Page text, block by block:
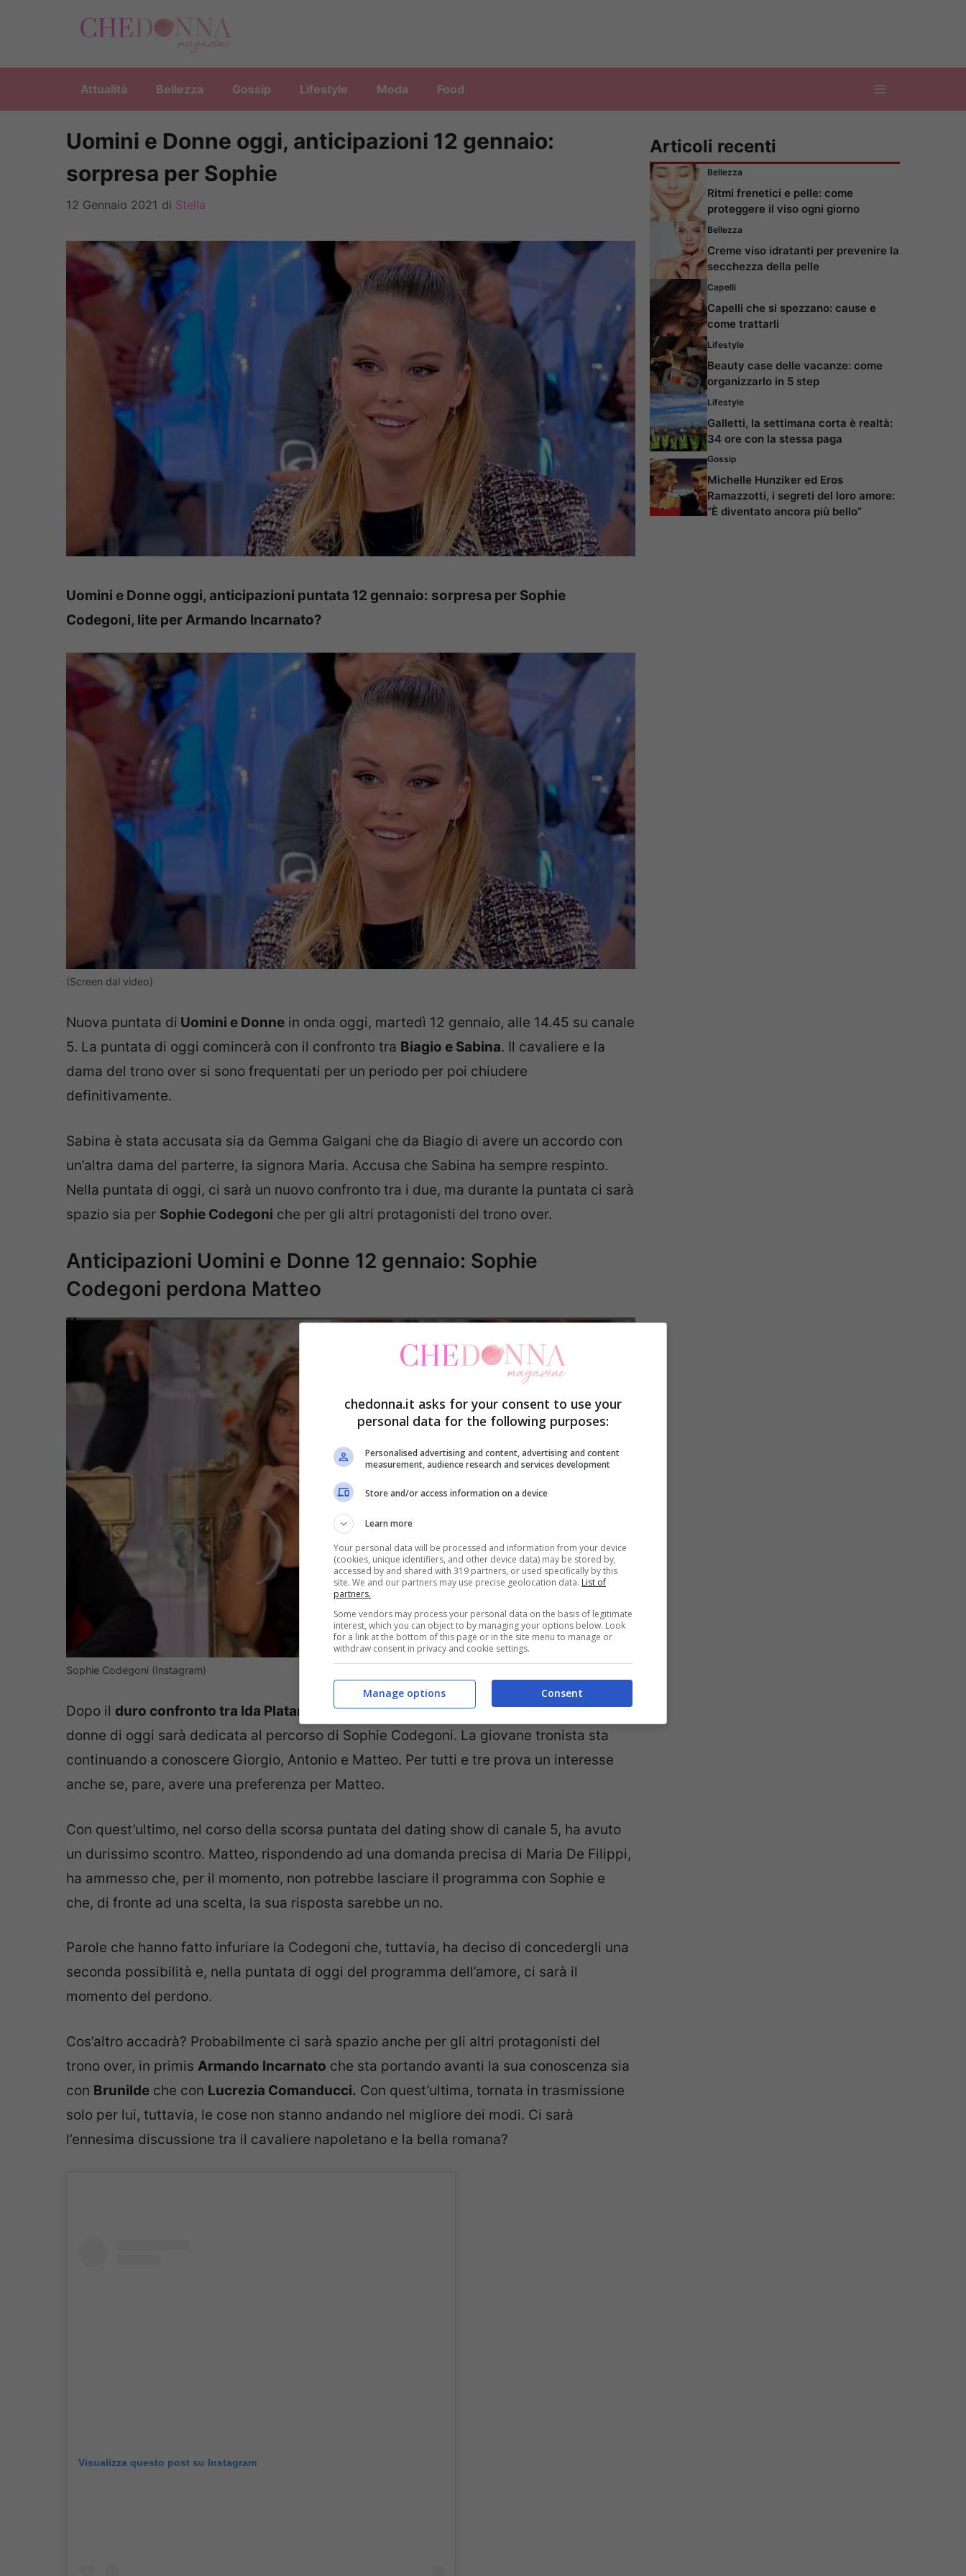
Attualità Bellezza Gossip Lifestyle Moda Food
Uomini e Donne oggi, anticipazioni 12 gennaio:
sorpresa per Sophie
12 Gennaio 2021 di Stella
Uomini e Donne oggi, anticipazioni puntata 12 gennaio: sorpresa per Sophie
Codegoni, lite per Armando Incarnato?
(Screen dal video)
Nuova puntata di Uomini e Donne in onda oggi, martedì 12 gennaio, alle 14.45 su canale
5. La puntata di oggi comincerà con il confronto tra Biagio e Sabina. Il cavaliere e la
dama del trono over si sono frequentati per un periodo per poi chiudere
definitivamente.
Sabina è stata accusata sia da Gemma Galgani che da Biagio di avere un accordo con
un’altra dama del parterre, la signora Maria. Accusa che Sabina ha sempre respinto.
Nella puntata di oggi, ci sarà un nuovo confronto tra i due, ma durante la puntata ci sarà
spazio sia per Sophie Codegoni che per gli altri protagonisti del trono over.
Anticipazioni Uomini e Donne 12 gennaio: Sophie
Codegoni perdona Matteo
Sophie Codegoni (Instagram)
Dopo il duro confronto tra Ida Platano e Riccardo Guarnieri,la puntata di Uomini e
donne di oggi sarà dedicata al percorso di Sophie Codegoni. La giovane tronista sta
continuando a conoscere Giorgio, Antonio e Matteo. Per tutti e tre prova un interesse
anche se, pare, avere una preferenza per Matteo.
Con quest’ultimo, nel corso della scorsa puntata del dating show di canale 5, ha avuto
un durissimo scontro. Matteo, rispondendo ad una domanda precisa di Maria De Filippi,
ha ammesso che, per il momento, non potrebbe lasciare il programma con Sophie e
che, di fronte ad una scelta, la sua risposta sarebbe un no.
Parole che hanno fatto infuriare la Codegoni che, tuttavia, ha deciso di concedergli una
seconda possibilità e, nella puntata di oggi del programma dell’amore, ci sarà il
momento del perdono.
Cos’altro accadrà? Probabilmente ci sarà spazio anche per gli altri protagonisti del
trono over, in primis Armando Incarnato che sta portando avanti la sua conoscenza sia
con Brunilde che con Lucrezia Comanducci. Con quest’ultima, tornata in trasmissione
solo per lui, tuttavia, le cose non stanno andando nel migliore dei modi. Ci sarà
l’ennesima discussione tra il cavaliere napoletano e la bella romana?
Visualizza questo post su Instagram
Articoli recenti
Bellezza
Ritmi frenetici e pelle: come
proteggere il viso ogni giorno
Bellezza
Creme viso idratanti per prevenire la
secchezza della pelle
Capelli
Capelli che si spezzano: cause e
come trattarli
Lifestyle
Beauty case delle vacanze: come
organizzarlo in 5 step
Lifestyle
Galletti, la settimana corta è realtà:
34 ore con la stessa paga
Gossip
Michelle Hunziker ed Eros
Ramazzotti, i segreti del loro amore:
“È diventato ancora più bello”
chedonna.it asks for your consent to use your
personal data for the following purposes:
Personalised advertising and content, advertising and content
measurement, audience research and services development
Store and/or access information on a device
Learn more
Your personal data will be processed and information from your device
(cookies, unique identifiers, and other device data) may be stored by,
accessed by and shared with 319 partners, or used specifically by this
site. We and our partners may use precise geolocation data. List of
partners.
Some vendors may process your personal data on the basis of legitimate
interest, which you can object to by managing your options below. Look
for a link at the bottom of this page or in the site menu to manage or
withdraw consent in privacy and cookie settings.
Consent
Manage options